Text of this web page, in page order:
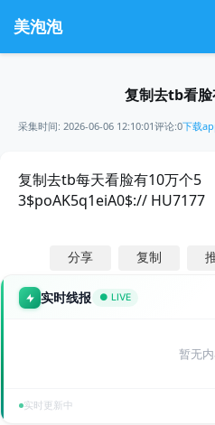
美泡泡
复制去tb看
采集时间: 2026-06-06 12:10:01评论:0下载
复制去tb每天看脸有10万个5
3$poAK5q1eiA0$:// HU7177
分享 复制
实时线报 ● LIVE
暂无
实时更新中